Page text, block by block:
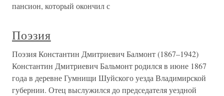
пансион, который окончил с
Поэзия
Поэзия Константин Дмитриевич Балмонт (1867–1942)
Константин Дмитриевич Бальмонт родился в июне 1867
года в деревне Гумнищи Шуйского уезда Владимирской
губернии. Отец выслужился до председателя уездной